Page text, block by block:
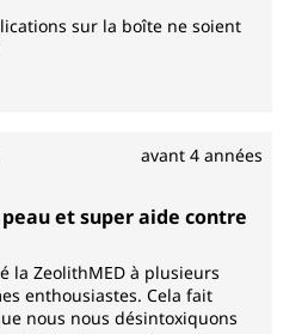
sur la boîte ne soient
avant 4 années
5 étoiles
et super aide contre
la ZeolithMED à plusieurs
enthousiastes. Cela fait
nous nous désintoxiquons